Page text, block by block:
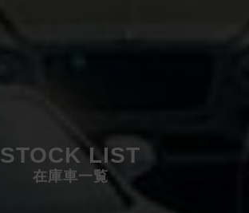
STOCK LIST
在庫車一覧